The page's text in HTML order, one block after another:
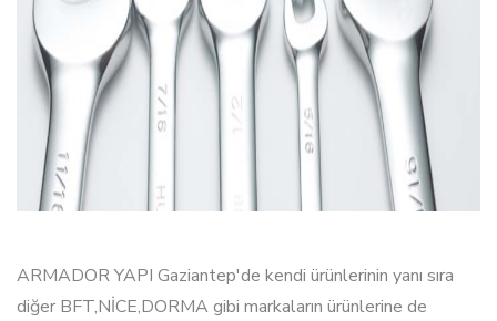
ARMADOR YAPI Gaziantep'de kendi ürünlerinin yanı sıra
diğer BFT,NİCE,DORMA gibi markaların ürünlerine de